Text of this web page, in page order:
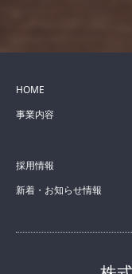
HOME
事業内容
採用情報
新着・お知らせ情報